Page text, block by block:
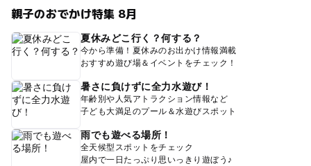
親子のおでかけ特集 8月
夏休みどこ行く？何する？
今から準備！夏休みのお出かけ情報満載
おすすめ遊び場＆イベントをチェック！
暑さに負けずに全力水遊び！
年齢別や人気アトラクション情報など
子ども大満足のプール＆水遊びスポット
雨でも遊べる場所！
全天候型スポットをチェック
屋内で一日たっぷり思いっきり遊ぼう♪